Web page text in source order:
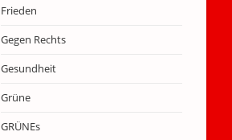
Frieden
Gegen Rechts
Gesundheit
Grüne
GRÜNEs